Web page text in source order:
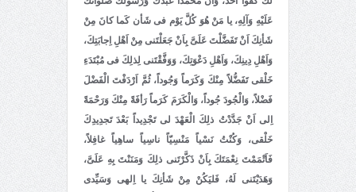
عَلَيْهِ وَآلِهِ، يا مَنْ هُوَ كُلَّ يَوْم فى شَأن كَما كانَ مِنْ
شَأنِكَ اَنْ تَفَضَّلْتَ عَلَىَّ بِاَنْ جَعَلْتَنى مِنْ اَهْلِ اِجابَتِكَ،
وَاَهْلِ دِينِكَ، وَاَهْلِ دَعْوَتِكَ، وَوَفَّقْتَنى لِذلِكَ فى مُبْتَدَءِ
خَلْقى تَفَضُّلاً مِنْكَ وَكَرَماً وَجُوداً، ثُمَّ اَرْدَفْتَ الْفَضْلَ
فَضْلاً، وَالْجُودَ جُوداً، وَالْكَرَمَ كَرَماً رَأفَةً مِنْكَ وَرَحْمَةً
اِلى اَنْ جَدَّدْتُ ذلِكَ الْعَهْدَ لى تَجْدِيداً بَعْدَ تَجدِيدِكَ
خَلْقى، وَكُنْتُ نَسْياً مَنْسِيّاً ناسِياً ساهِياً غافِلاً،
فَاَتْمَمْتَ نِعْمَتَكَ بِاَنْ ذَكَّرْتَنى ذلِكَ وَمَنَنْتَ بِهِ عَلَىَّ،
وَهَدَيْتَنى لَهُ، فَليَكُنْ مِنْ شَأنِكَ يا اِلهى وَسَيِّدى